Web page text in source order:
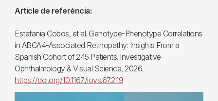
Article de referència:
Estefania Cobos, et al. Genotype-Phenotype Correlations
in ABCA4-Associated Retinopathy: Insights From a
Spanish Cohort of 245 Patients. Investigative
Ophthalmology & Visual Science, 2026.
https://doi.org/10.1167/iovs.67.2.19